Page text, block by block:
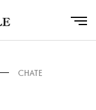
CHATE